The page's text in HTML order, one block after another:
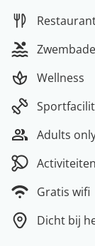
winkels en
het hotel is
drankje. De
meer…
Zin in zon, zee
vakantie op
groot
Teide. Met de
dat toch te eng
Wellness
Adults
Activiteiten
Gratis wifi
Dicht bij